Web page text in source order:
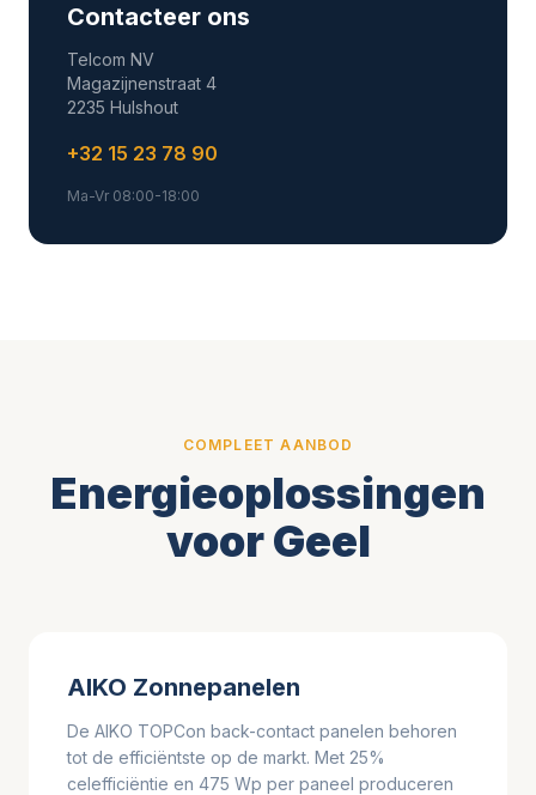
Contacteer ons
Telcom NV
Magazijnenstraat 4
2235 Hulshout
+32 15 23 78 90
Ma-Vr 08:00-18:00
COMPLEET AANBOD
Energieoplossingen
voor Geel
AIKO Zonnepanelen
De AIKO TOPCon back-contact panelen behoren
tot de efficiëntste op de markt. Met 25%
celefficiëntie en 475 Wp per paneel produceren